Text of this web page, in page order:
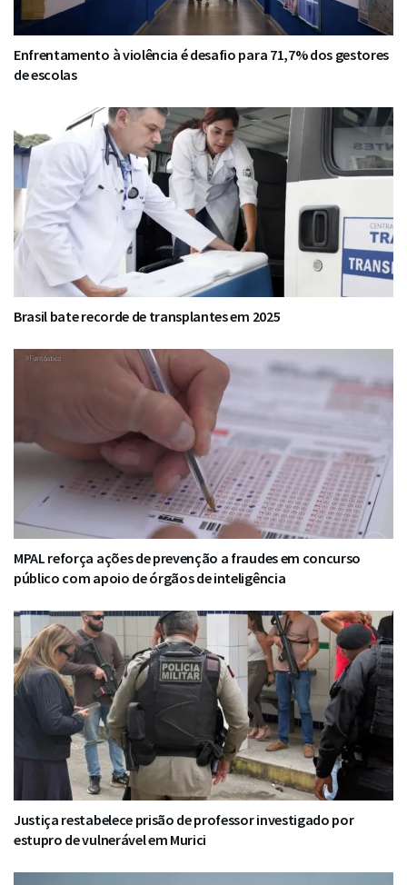
Enfrentamento à violência é desafio para 71,7% dos gestores
de escolas
Brasil bate recorde de transplantes em 2025
MPAL reforça ações de prevenção a fraudes em concurso
público com apoio de órgãos de inteligência
Justiça restabelece prisão de professor investigado por
estupro de vulnerável em Murici